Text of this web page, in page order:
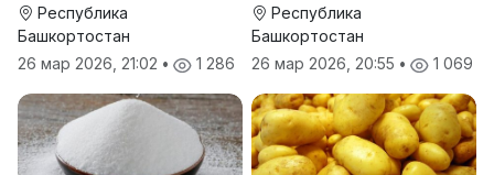
Росс Машук Катерина
Республика
Башкортостан
26 мар 2026, 21:02 • 1 286
Республика
Башкортостан
26 мар 2026, 20:55 • 1 069